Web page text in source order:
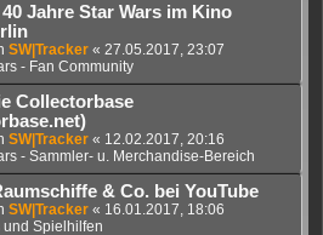
Jahre Star Wars im Kino
SW|Tracker « 27.05.2017, 23:07
- Fan Community
Collectorbase
SW|Tracker « 12.02.2017, 20:16
- Sammler- u. Merchandise-Bereich
& Co. bei YouTube
SW|Tracker « 16.01.2017, 18:06
und Spielhilfen